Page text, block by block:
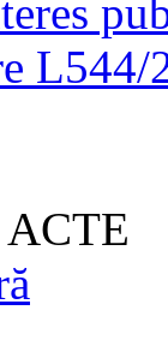
L544/